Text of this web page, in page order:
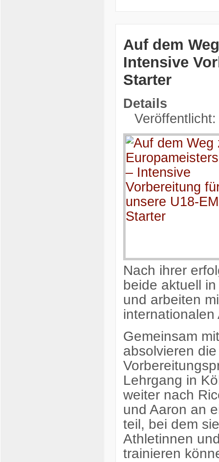
Auf dem
Intensive
Starter
Details
Nach ihrer
beide aktuell
und arbeiten
internationalen
Gemeinsam
absolvieren
Lehrgang in
weiter nach
und Aaron an
teil, bei dem
Athletinnen
trainieren